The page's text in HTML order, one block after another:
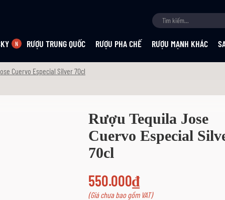
RƯỢU TRUNG QUỐC RƯỢU PHA CHẾ RƯỢU MẠNH KHÁC
Cuervo Especial Silver 70cl
Rượu Tequila Jose
Cuervo Especial
70cl
550.000₫
(Giá chưa bao gồm VAT)